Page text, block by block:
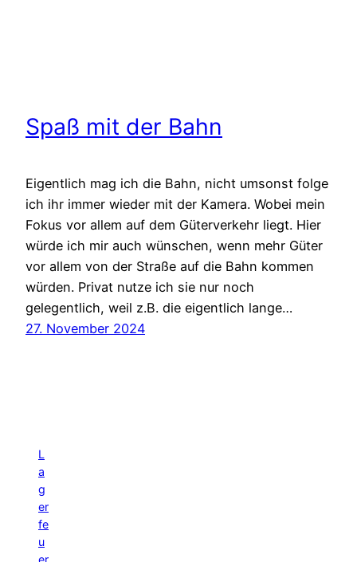
Spaß mit der Bahn
Eigentlich mag ich die Bahn, nicht umsonst folge
ich ihr immer wieder mit der Kamera. Wobei mein
Fokus vor allem auf dem Güterverkehr liegt. Hier
würde ich mir auch wünschen, wenn mehr Güter
vor allem von der Straße auf die Bahn kommen
würden. Privat nutze ich sie nur noch
gelegentlich, weil z.B. die eigentlich lange…
27. November 2024
L
a
g
er
fe
u
er